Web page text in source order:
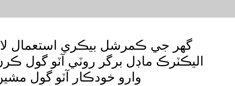
گھر جي ڪمرشل بيڪري استعمال
اليڪٽرڪ ماڊل برگر روٽي آٽو گول
وارو خودڪار آٽو گول